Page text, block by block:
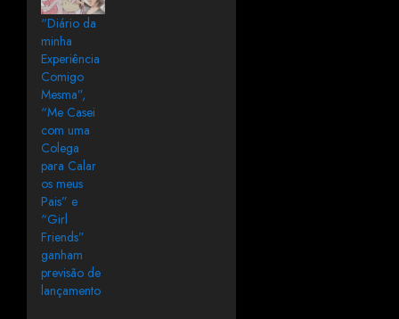
“Diário da
minha
Experiência
Comigo
Mesma”,
“Me Casei
com uma
Colega
para Calar
os meus
Pais” e
“Girl
Friends”
ganham
previsão de
lançamento